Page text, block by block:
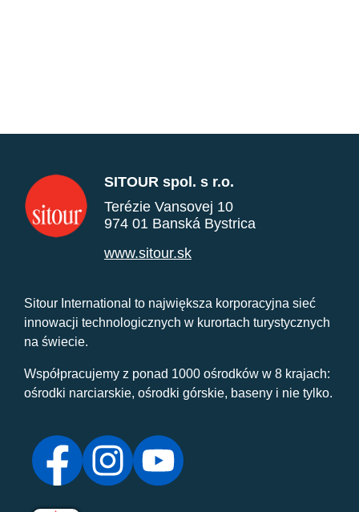
SITOUR spol. s r.o.
Terézie Vansovej 10
974 01 Banská Bystrica
www.sitour.sk
Sitour International to największa korporacyjna sieć
innowacji technologicznych w kurortach turystycznych
na świecie.
Współpracujemy z ponad 1000 ośrodków w 8 krajach:
ośrodki narciarskie, ośrodki górskie, baseny i nie tylko.